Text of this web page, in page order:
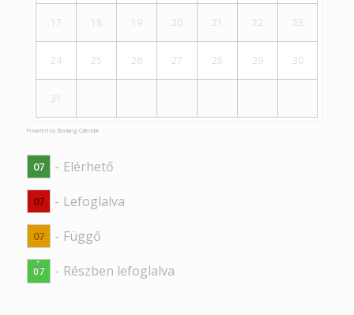
17 18 19 20 21 22 23
24 25 26 27 28 29 30
31
Powered by Booking Calendar
07 - Elérhető
07 - Lefoglalva
07 - Függő
·
07 - Részben lefoglalva